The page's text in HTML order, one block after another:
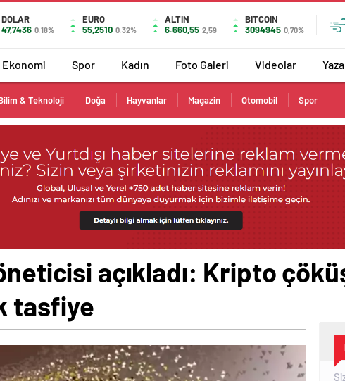
DOLAR
47,7436 0.18%
EURO
55,2510 0.32%
ALTIN
6.660,55 2,59
BITCOIN
3094945 0,70%
Ekonomi Spor Kadın Foto Galeri Videolar
& Teknoloji Doğa Hayvanlar Magazin Otomobil Spor
açıkladı: Kripto
tasfiye